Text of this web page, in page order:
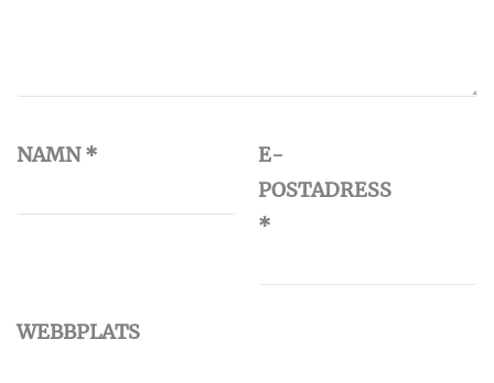
NAMN*
E-
POSTADRESS
*
WEBBPLATS